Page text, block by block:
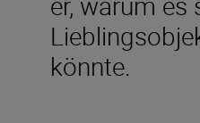
könnte.